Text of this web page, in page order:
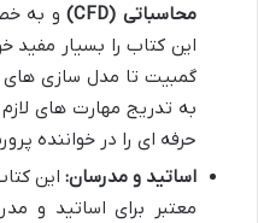
محاسباتی (CFD)
و به
این کتاب را بسیار مفید
گمبیت تا مدل سازی های
به تدریج مهارت های
حرفه ای را در خواننده
اساتید و مدرسان: این
معتبر برای اساتید و